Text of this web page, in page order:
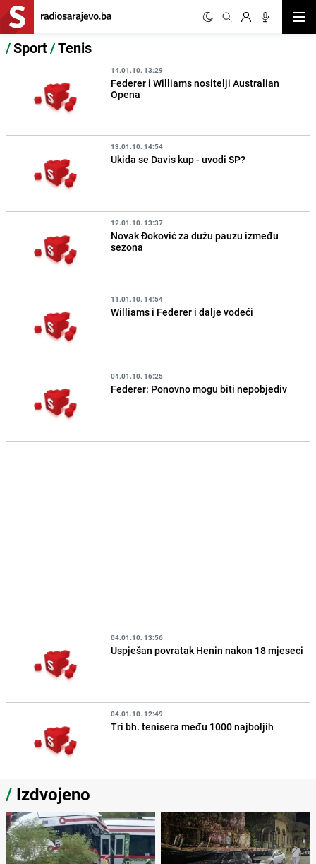
/Sport/Tenis
14.01.10. 13:29
Federer i Williams nositelji Australian
Opena
13.01.10. 14:54
Ukida se Davis kup - uvodi SP?
12.01.10. 13:37
Novak Đoković za dužu pauzu između
sezona
11.01.10. 14:54
Williams i Federer i dalje vodeći
04.01.10. 16:25
Federer: Ponovno mogu biti nepobjediv
04.01.10. 13:56
Uspješan povratak Henin nakon 18 mjeseci
04.01.10. 12:49
Tri bh. tenisera među 1000 najboljih
/ Izdvojeno